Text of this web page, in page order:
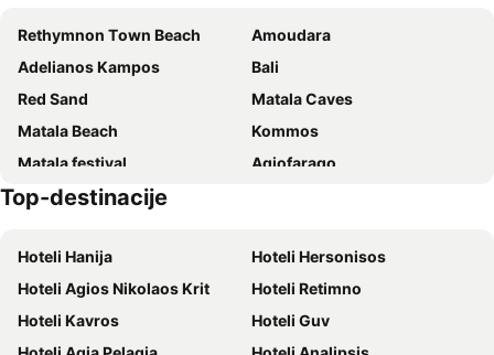
Philharmonie Hotel
Galini Tropica
Paralos The Maxine
Matala Bay Hotel
Studio Galatia
Astoria Hotel
Idi
Valley Village
Hotel Calypso
Dimitris Villa Hotel
Xenios Dias
Maria
Lybian Sea
Kostas Rooms & Apartments
Arsinoi Studios
Porto Galini
Minos Boutique Hotel Agia Galini
Rethymnon Τown Beach
Amoudara
Adelianos Kampos
Bali
Red Sand
Matala Caves
Matala Beach
Kommos
Matala festival
Agiofarago
Phaistos
Preveli
Cretan Wine Festival
Triopetra
Potami Dam Lake
Moni Preveli
Rimondi Fountain
Top-destinacije
Hoteli Hanija
Hoteli Hersonisos
Hoteli Agios Nikolaos Krit
Hoteli Retimno
Hoteli Kavros
Hoteli Guv